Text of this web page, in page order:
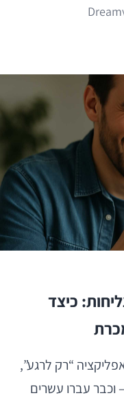
כיצד
“רק לרגע”,
עברו עשרים